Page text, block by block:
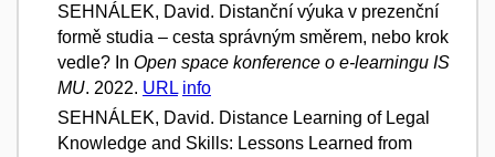
SEHNÁLEK, David. Distanční výuka v prezenční
formě studia – cesta správným směrem, nebo krok
vedle? In Open space konference o e-learningu IS
MU. 2022. URL info
SEHNÁLEK, David. Distance Learning of Legal
Knowledge and Skills: Lessons Learned from